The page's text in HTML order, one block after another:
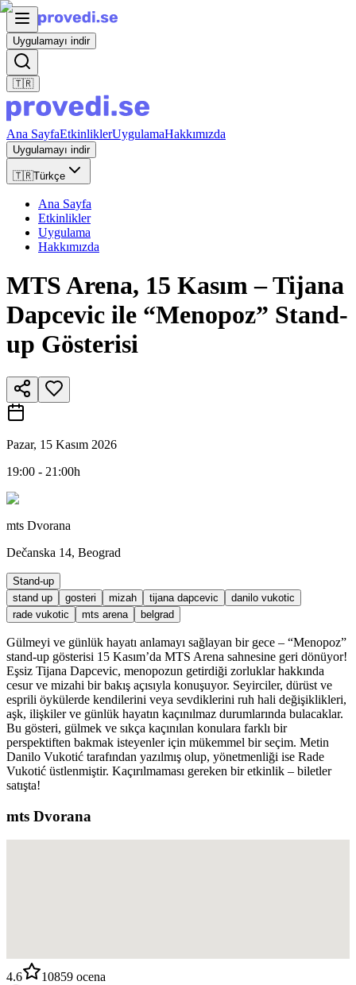
Uygulamayı indir
🇹🇷
Ana SayfaEtkinliklerUygulamaHakkımızda
Uygulamayı indir
🇹🇷Türkçe
Ana Sayfa
Etkinlikler
Uygulama
Hakkımızda
MTS Arena, 15 Kasım – Tijana
Dapcevic ile “Menopoz” Stand-
up Gösterisi
Pazar, 15 Kasım 2026
19:00 - 21:00h
mts Dvorana
Dečanska 14, Beograd
Stand-up
stand up
gosteri mizah tijana dapcevic
danilo vukotic
rade vukotic
mts arena belgrad
Gülmeyi ve günlük hayatı anlamayı sağlayan bir gece – “Menopoz”
stand-up gösterisi 15 Kasım’da MTS Arena sahnesine geri dönüyor!
Eşsiz Tijana Dapcevic, menopozun getirdiği zorluklar hakkında
cesur ve mizahi bir bakış açısıyla konuşuyor. Seyirciler, dürüst ve
esprili öykülerde kendilerini veya sevdiklerini ruh hali değişiklikleri,
aşk, ilişkiler ve günlük hayatın kaçınılmaz durumlarında bulacaklar.
Bu gösteri, gülmek ve sıkça kaçınılan konulara farklı bir
perspektiften bakmak isteyenler için mükemmel bir seçim. Metin
Danilo Vukotić tarafından yazılmış olup, yönetmenliği ise Rade
Vukotić üstlenmiştir. Kaçırılmaması gereken bir etkinlik – biletler
satışta!
mts Dvorana
4.6 10859 ocena